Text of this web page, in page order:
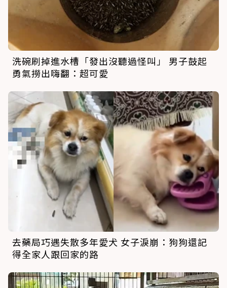
洗碗刷掉進水槽「發出沒聽過怪叫」 男子鼓起
勇氣撈出嗨翻：超可愛
去藥局巧遇失散多年愛犬 女子淚崩：狗狗還記
得全家人跟回家的路